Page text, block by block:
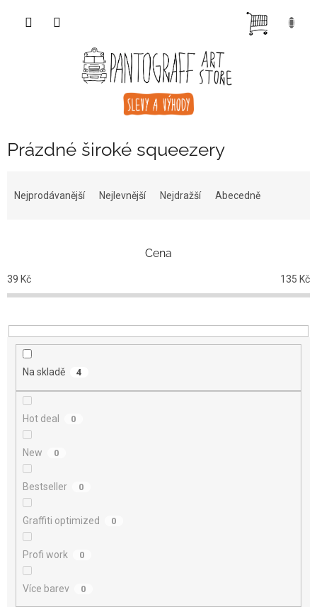
Prázdné široké squeezery
p
r
o
u
Nejprodávanější Nejlevnější Nejdražší Abecedně
Cena
39 Kč 135 Kč
Na skladě 4
Hot deal 0
New 0
Bestseller 0
Graffiti optimized 0
Profi work 0
Více barev 0